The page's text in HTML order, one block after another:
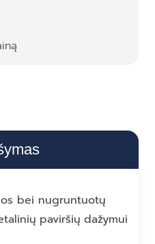
bei nugruntuotų
paviršių dažymui